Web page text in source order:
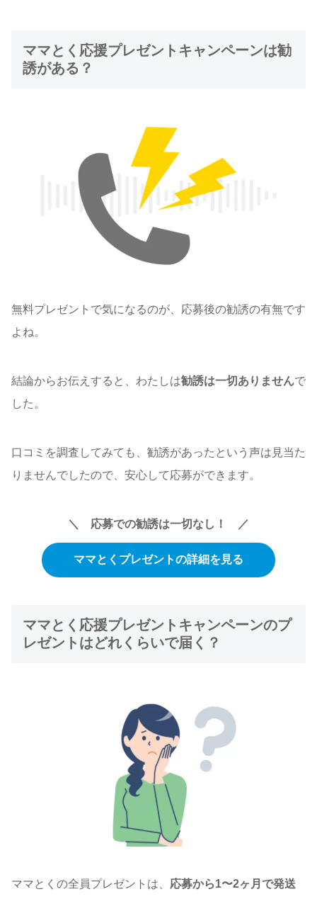
ママとく応援プレゼントキャンペーンは勧
誘がある？
無料プレゼントで気になるのが、応募後の勧誘の有無です
よね。
結論からお伝えすると、わたしは勧誘は一切ありませんで
した。
口コミを調査してみても、勧誘があったという声は見当た
りませんでしたので、安心して応募ができます。
＼ 応募での勧誘は一切なし！ ／
ママとくプレゼントの詳細を見る
ママとく応援プレゼントキャンペーンのプ
レゼントはどれくらいで届く？
ママとくの全員プレゼントは、 応募から1〜2ヶ月で発送